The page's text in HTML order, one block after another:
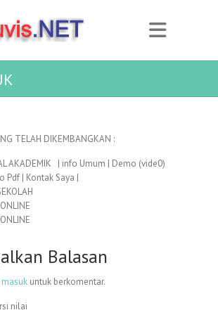
TELAH DIKEMBANGKAN :
AKADEMIK | info Umum | Demo (vide0)
Pdf | Kontak Saya |
Balasan
masuk untuk berkomentar.
nilai